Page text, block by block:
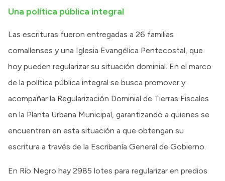
Una política pública integral
Las escrituras fueron entregadas a 26 familias
comallenses y una Iglesia Evangélica Pentecostal, que
hoy pueden regularizar su situación dominial. En el marco
de la política pública integral se busca promover y
acompañar la Regularización Dominial de Tierras Fiscales
en la Planta Urbana Municipal, garantizando a quienes se
encuentren en esta situación a que obtengan su
escritura a través de la Escribanía General de Gobierno.
En Río Negro hay 2985 lotes para regularizar en predios